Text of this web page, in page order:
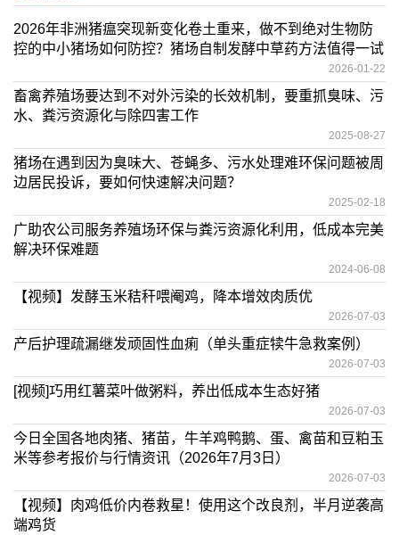
2026年非洲猪瘟突现新变化卷土重来，做不到绝对生物防
控的中小猪场如何防控？猪场自制发酵中草药方法值得一试
2026-01-22
畜禽养殖场要达到不对外污染的长效机制，要重抓臭味、污
水、粪污资源化与除四害工作
2025-08-27
猪场在遇到因为臭味大、苍蝇多、污水处理难环保问题被周
边居民投诉，要如何快速解决问题？
2025-02-18
广助农公司服务养殖场环保与粪污资源化利用，低成本完美
解决环保难题
2024-06-08
【视频】发酵玉米秸秆喂阉鸡，降本增效肉质优
2026-07-03
产后护理疏漏继发顽固性血痢（单头重症犊牛急救案例）
2026-07-03
[视频]巧用红薯菜叶做粥料，养出低成本生态好猪
2026-07-03
今日全国各地肉猪、猪苗，牛羊鸡鸭鹅、蛋、禽苗和豆粕玉
米等参考报价与行情资讯（2026年7月3日）
2026-07-03
【视频】肉鸡低价内卷救星！使用这个改良剂，半月逆袭高
端鸡货